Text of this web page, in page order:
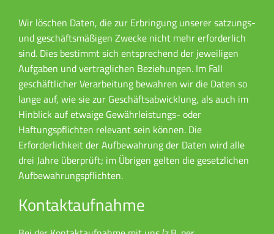
Wir löschen Daten, die zur Erbringung unserer satzungs-
und geschäftsmäßigen Zwecke nicht mehr erforderlich
sind. Dies bestimmt sich entsprechend der jeweiligen
Aufgaben und vertraglichen Beziehungen. Im Fall
geschäftlicher Verarbeitung bewahren wir die Daten so
lange auf, wie sie zur Geschäftsabwicklung, als auch im
Hinblick auf etwaige Gewährleistungs- oder
Haftungspflichten relevant sein können. Die
Erforderlichkeit der Aufbewahrung der Daten wird alle
drei Jahre überprüft; im Übrigen gelten die gesetzlichen
Aufbewahrungspflichten.
Kontaktaufnahme